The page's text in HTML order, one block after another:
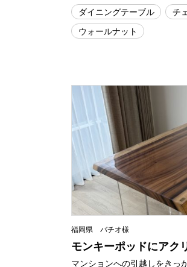
ダイニングテーブル
チ
ウォールナット
福岡県 バチオ様
モンキーポッドにアク
マンションへの引越しをきっ